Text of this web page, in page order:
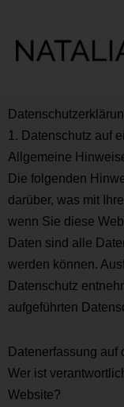
1. Datenschutz auf
Allgemeine
Die folgenden
darüber, was mit
wenn Sie diese
Daten sind alle
werden können.
Datenschutz
aufgeführten
Datenerfassung auf
Wer ist
Website?